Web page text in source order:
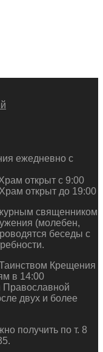
ежедневно с
открыт с 9:00
открыт до 19:00
священником
(молебен,
беседы с
Крещения
в 14:00
Православной
двух и более
получить по т. 8